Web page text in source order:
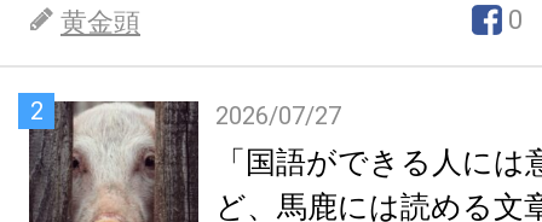
黄金頭 0
2 2026/07/27
「国語ができる人には
ど、馬鹿には読める文